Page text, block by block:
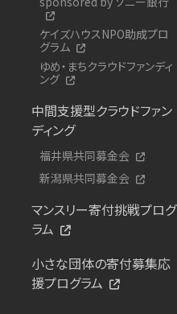
ケイズハウスNPO助成プロ
グラム
ゆめ・まちクラウドファンディ
ング
中間支援型クラウドファン
ディング
福井県共同募金会
新潟県共同募金会
マンスリー寄付挑戦プログ
ラム
小さな団体の寄付募集応
援プログラム